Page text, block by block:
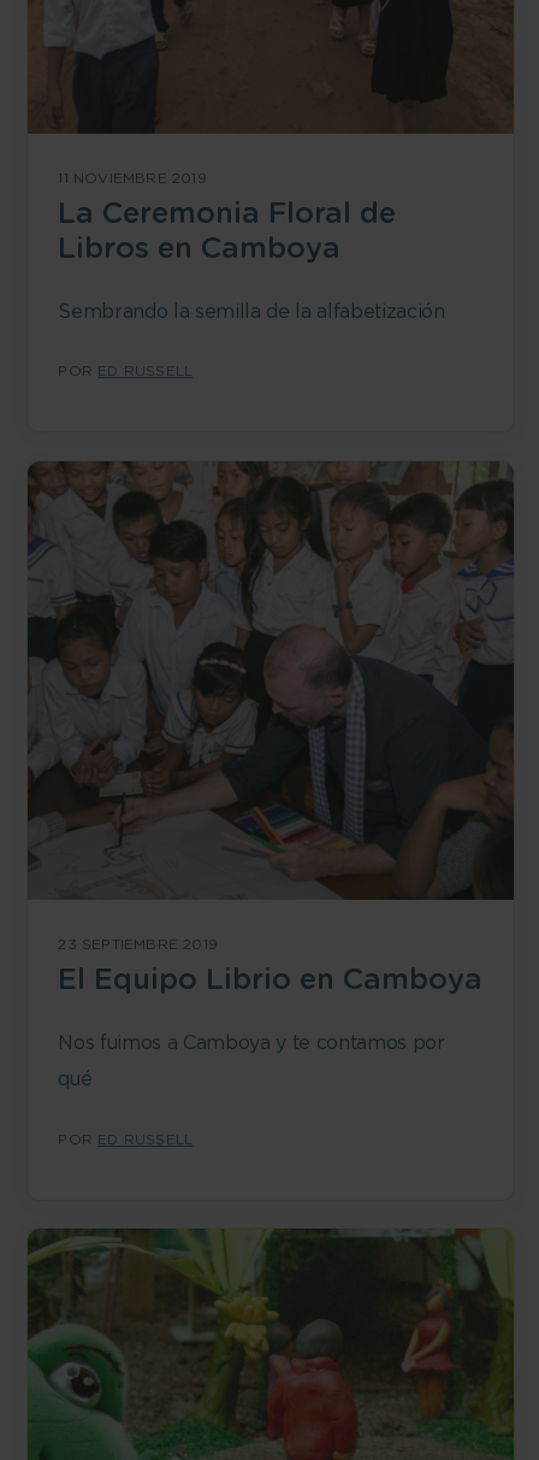
11 NOVIEMBRE 2019
La Ceremonia Floral de
Libros en Camboya
Sembrando la semilla de la alfabetización
POR ED RUSSELL
23 SEPTIEMBRE 2019
El Equipo Librio en Camboya
Nos fuimos a Camboya y te contamos por
qué
POR ED RUSSELL